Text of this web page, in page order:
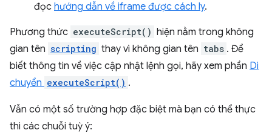
đọc hướng dẫn về iframe được cách ly.
Phương thức executeScript() hiện nằm trong không
gian tên scripting thay vì không gian tên tabs . Để
biết thông tin về việc cập nhật lệnh gọi, hãy xem phần Di
chuyển executeScript() .
Vẫn có một số trường hợp đặc biệt mà bạn có thể thực
thi các chuỗi tuỳ ý: